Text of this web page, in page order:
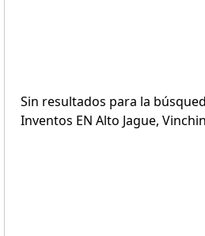
Sin resultados para la
Inventos EN Alto Jague,